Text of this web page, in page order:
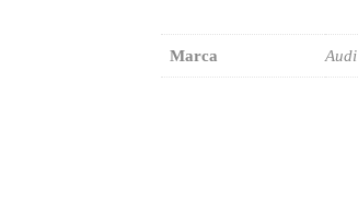
Marca Audi